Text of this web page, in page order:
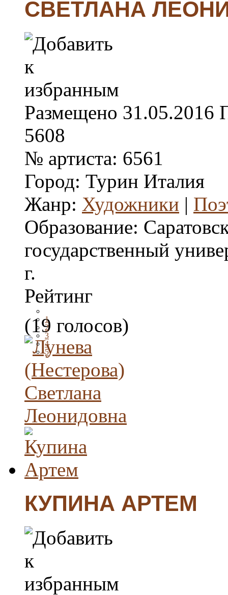
СВЕТЛАНА
Размещено 31.05.2016
5608
№ артиста: 6561
Город: Турин Италия
Жанр: Художники |
Образование:
государственный
г.
Рейтинг
1
2
3
4
5
(19 голосов)
КУПИНА АРТЕМ